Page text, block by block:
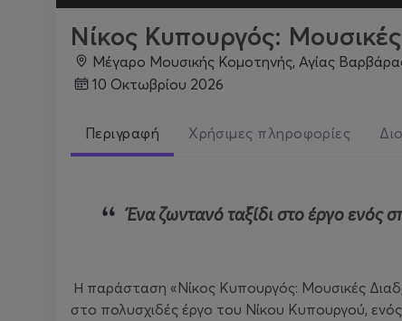
Νίκος Κυπουργός:
Μέγαρο Μουσικής Κομοτηνής, Αγίας
10 Οκτωβρίου 2026
Περιγραφή Χρήσιμες πληροφορίες
Ένα ζωντανό ταξίδι στο έργο ενός σ
Η παράσταση «Νίκος Κυπουργός: Μουσικές
στο πολυσχιδές έργο του Νίκου Κυπουργού,